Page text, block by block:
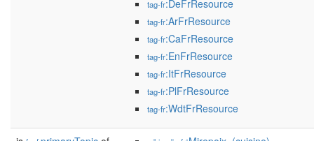
tag-fr:DeFrResource
tag-fr:ArFrResource
tag-fr:CaFrResource
tag-fr:EnFrResource
tag-fr:ItFrResource
tag-fr:PlFrResource
tag-fr:WdtFrResource